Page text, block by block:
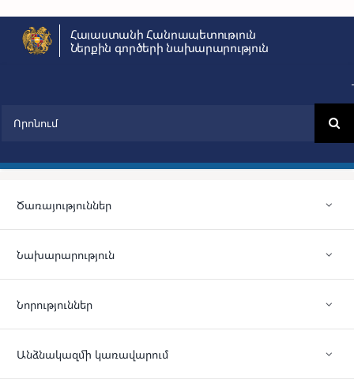
content
Հայաստանի Հանրապետություն
Ներքին գործերի նախարարություն
Ծառայություններ
Նախարարություն
Նորություններ
Անձնակազմի կառավարում